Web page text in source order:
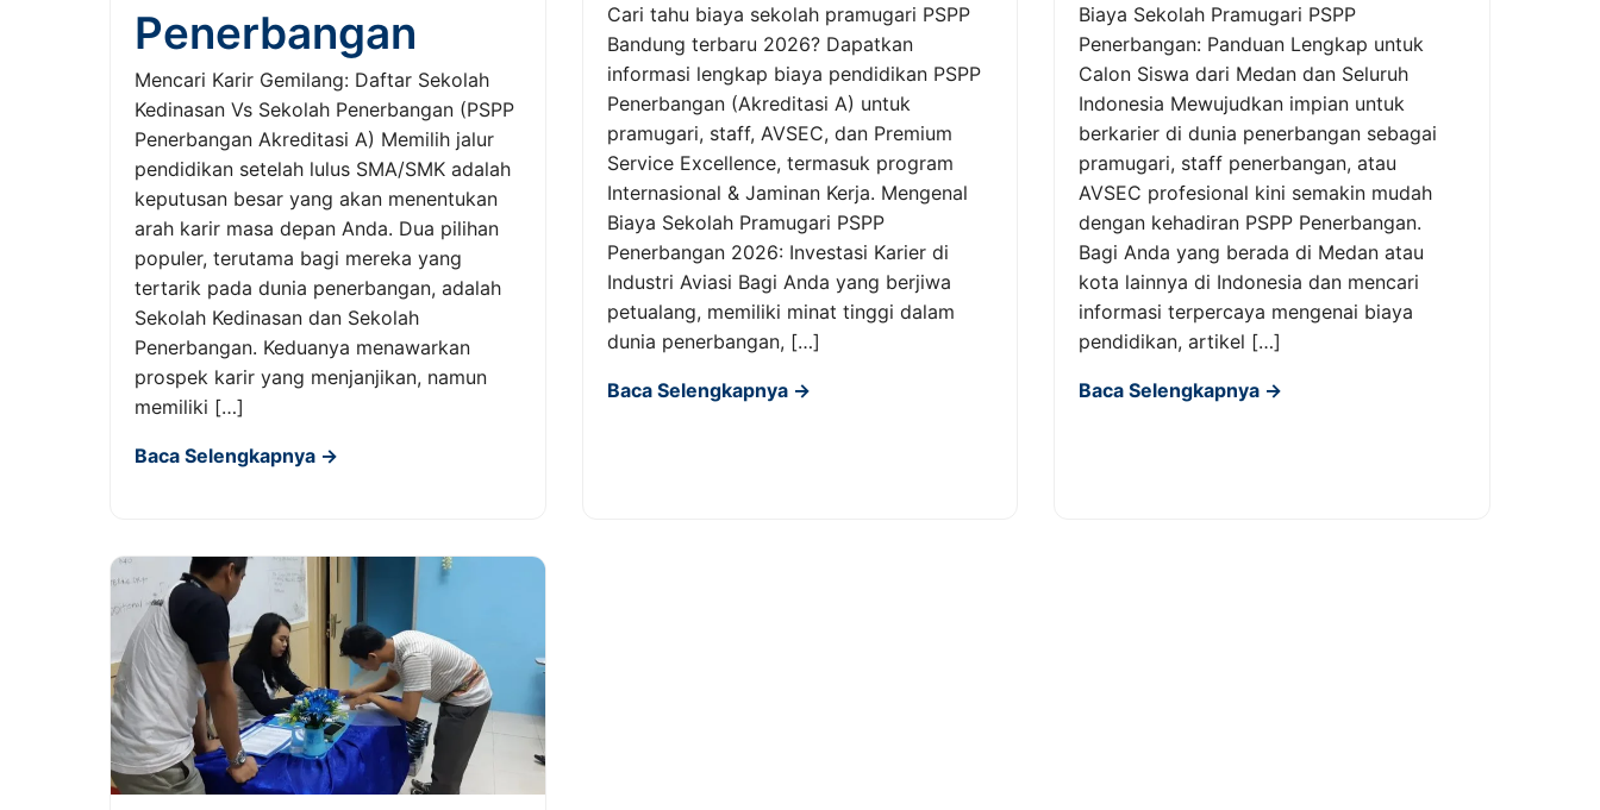
Penerbangan
Mencari Karir Gemilang: Daftar Sekolah
Kedinasan Vs Sekolah Penerbangan (PSPP
Penerbangan Akreditasi A) Memilih jalur
pendidikan setelah lulus SMA/SMK adalah
keputusan besar yang akan menentukan
arah karir masa depan Anda. Dua pilihan
populer, terutama bagi mereka yang
tertarik pada dunia penerbangan, adalah
Sekolah Kedinasan dan Sekolah
Penerbangan. Keduanya menawarkan
prospek karir yang menjanjikan, namun
memiliki […]
Baca Selengkapnya →
Cari tahu biaya sekolah pramugari PSPP
Bandung terbaru 2026? Dapatkan
informasi lengkap biaya pendidikan PSPP
Penerbangan (Akreditasi A) untuk
pramugari, staff, AVSEC, dan Premium
Service Excellence, termasuk program
Internasional & Jaminan Kerja. Mengenal
Biaya Sekolah Pramugari PSPP
Penerbangan 2026: Investasi Karier di
Industri Aviasi Bagi Anda yang berjiwa
petualang, memiliki minat tinggi dalam
dunia penerbangan, […]
Baca Selengkapnya →
Biaya Sekolah Pramugari PSPP
Penerbangan: Panduan Lengkap untuk
Calon Siswa dari Medan dan Seluruh
Indonesia Mewujudkan impian untuk
berkarier di dunia penerbangan sebagai
pramugari, staff penerbangan, atau
AVSEC profesional kini semakin mudah
dengan kehadiran PSPP Penerbangan.
Bagi Anda yang berada di Medan atau
kota lainnya di Indonesia dan mencari
informasi terpercaya mengenai biaya
pendidikan, artikel […]
Baca Selengkapnya →